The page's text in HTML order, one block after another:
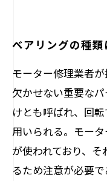
ベアリングの種
モーター修理業者
欠かせない重要な
けとも呼ばれ、回
用いられる。モー
が使われており、
るため注意が必要